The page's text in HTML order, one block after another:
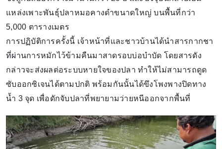
แหล่งเพาะพันธุ์ปลาหมอคางดำขนาดใหญ่ บนพื้นที่กว่า
5,000 ตารางเมตร
การปฏิบัติการครั้งนี้ เจ้าหน้าที่และชาวบ้านได้นำสารกากชา
ที่ผ่านการหมักไว้ข้ามคืนมาสาดรอบบ่อบำบัด โดยสารดัง
กล่าวจะส่งผลต่อระบบหายใจของปลา ทำให้ไม่สามารถดูด
ซับออกซิเจนได้ตามปกติ พร้อมกันนั้นได้ขึงโพงพางปิดทาง
น้ำ 3 จุด เพื่อดักจับปลาที่พยายามว่ายหนีออกจากพื้นที่